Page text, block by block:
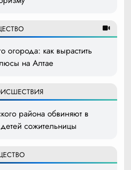
огорода: как вырастить
на Алтае
района обвиняют в
сожительницы